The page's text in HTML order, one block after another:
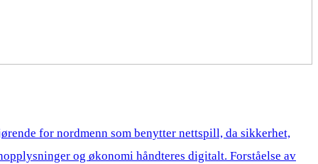
for nordmenn som benytter nettspill, da sikkerhet,
og økonomi håndteres digitalt. Forståelse av